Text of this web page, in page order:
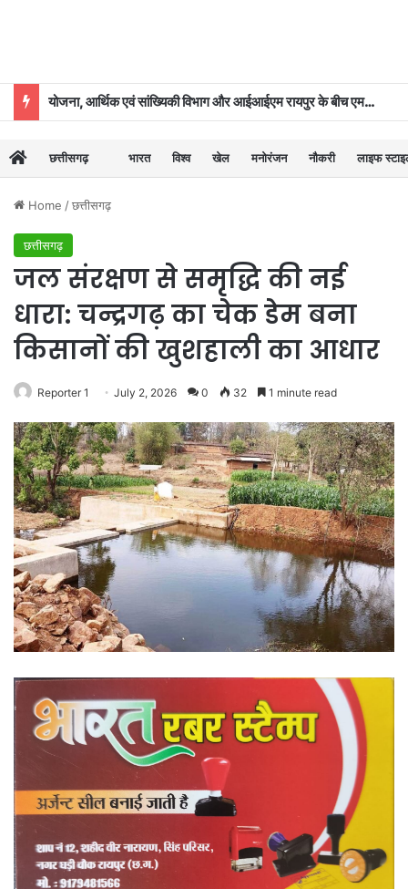
योजना, आर्थिक एवं सांख्यिकी विभाग और आईआईएम रायपुर के बीच एमओयू
छत्तीसगढ़ भारत विश्व खेल मनोरंजन नौकरी लाइफ
Home /छत्तीसगढ़
छत्तीसगढ़
जल संरक्षण से समृद्धि की नई
धारा: चन्द्रगढ़ का चेक डेम बना
किसानों की खुशहाली का आधार
Reporter 1 July 2, 2026 0 32 1 minute read